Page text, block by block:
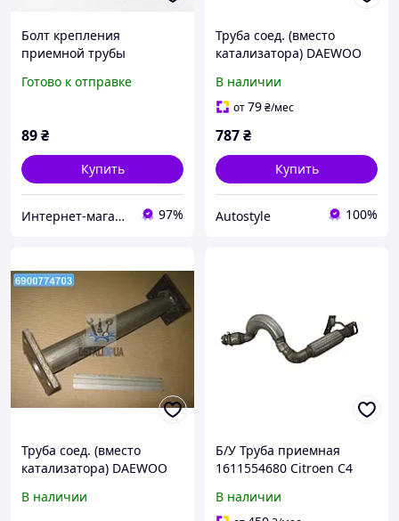
Болт крепления
приемной трубы
SL 1064000045
Готово к отправке
89₴
Купить
Интернет-магазин "CHINA AVTOZAPCHAST" 97%
Труба соед. (вместо
катализатора) DAEWOO
05.100
В наличии
от79₴/мес
787₴
Купить
Autostyle 100%
Труба соед. (вместо
катализатора) DAEWOO
05.100
В наличии
Б/У Труба приемная
1611554680 Citroen C4
В наличии